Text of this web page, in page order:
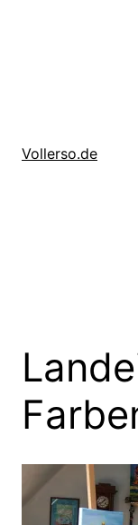
Vollerso.de